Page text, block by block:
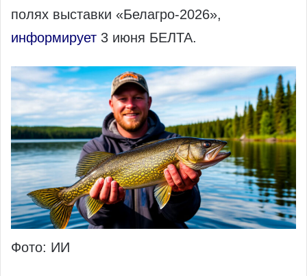
полях выставки «Белагро-2026»,
информирует 3 июня БЕЛТА.
Фото: ИИ